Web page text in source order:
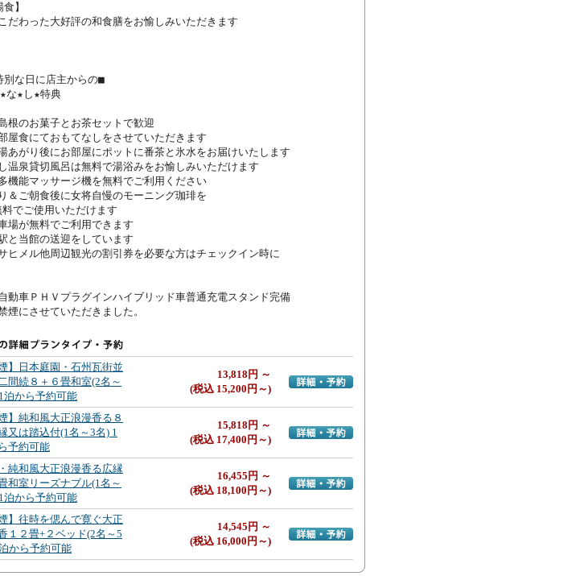
】
だわった大好評の和食膳をお愉しみいただきます
別な日に店主からの■
★し★特典
根のお菓子とお茶セットで歓迎
屋食にておもてなしをさせていただきます
あがり後にお部屋にポットに番茶と氷水をお届けいたします
温泉貸切風呂は無料で湯浴みをお愉しみいただけます
機能マッサージ機を無料でご利用ください
＆ご朝食後に女将自慢のモーニング珈琲を
でご使用いただけます
場が無料でご利用できます
と当館の送迎をしています
ヒメル他周辺観光の割引券を必要な方はチェックイン時に
動車ＰＨＶプラグインハイブリッド車普通充電スタンド完備
煙にさせていただきました。
煙】日本庭園・石州瓦街並
間続８＋６畳和室(2名～
泊から予約可能
13,818円 ～
(税込 15,200円～)
詳細・予約へ
煙】純和風大正浪漫香る８
又は踏込付(1名～3名) 1
予約可能
15,818円 ～
(税込 17,400円～)
詳細・予約へ
純和風大正浪漫香る広縁
和室リーズナブル(1名～
泊から予約可能
16,455円 ～
(税込 18,100円～)
詳細・予約へ
煙】往時を偲んで寛ぐ大正
１２畳+２ベッド(2名～5
から予約可能
14,545円 ～
(税込 16,000円～)
詳細・予約へ